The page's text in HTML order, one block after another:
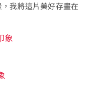
我將這片美好存畫在
象